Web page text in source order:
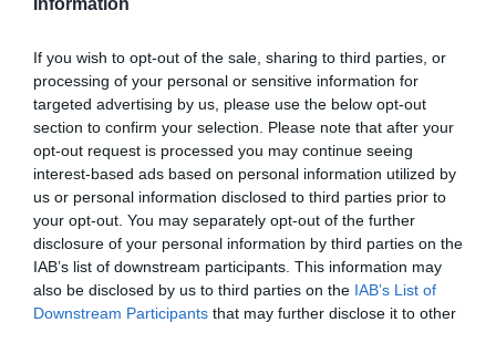
Information
If you wish to opt-out of the sale, sharing to third parties, or
processing of your personal or sensitive information for
targeted advertising by us, please use the below opt-out
section to confirm your selection. Please note that after your
opt-out request is processed you may continue seeing
interest-based ads based on personal information utilized by
us or personal information disclosed to third parties prior to
your opt-out. You may separately opt-out of the further
disclosure of your personal information by third parties on the
IAB’s list of downstream participants. This information may
also be disclosed by us to third parties on the IAB’s List of
Downstream Participants that may further disclose it to other
urządzenia:
Tak - wieżowy
Rodzaj obudowy:
Montowany w szafie rack
1U
Podtyp: Gigabit Ethernet
Porty:
48 x 10/100/1000 + 2 x
Gigabit SFP / 10 Gigabit
SFP+ + 2 x 10Gb Ethernet
Przepustowość (pakiet 64-